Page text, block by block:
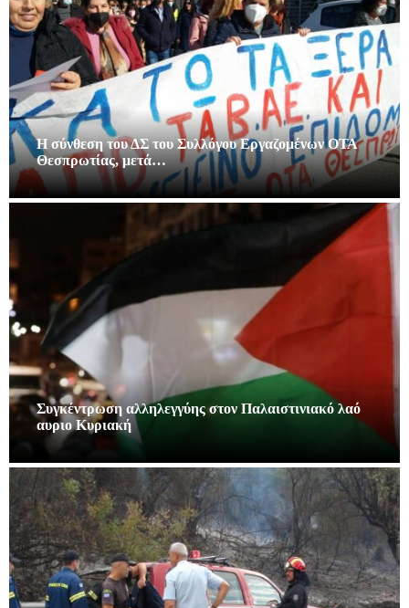
Η σύνθεση του ΔΣ του Συλλόγου Εργαζομένων ΟΤΑ
Θεσπρωτίας, μετά…
Συγκέντρωση αλληλεγγύης στον Παλαιστινιακό λαό
αυριο Κυριακή